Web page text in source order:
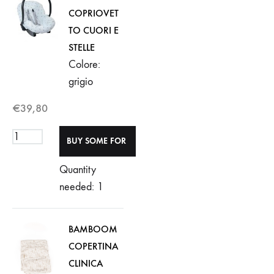
COPRIOVET
TO CUORI E
STELLE
Colore:
grigio
€39,80
Quantity
needed: 1
BAMBOOM
COPERTINA
CLINICA